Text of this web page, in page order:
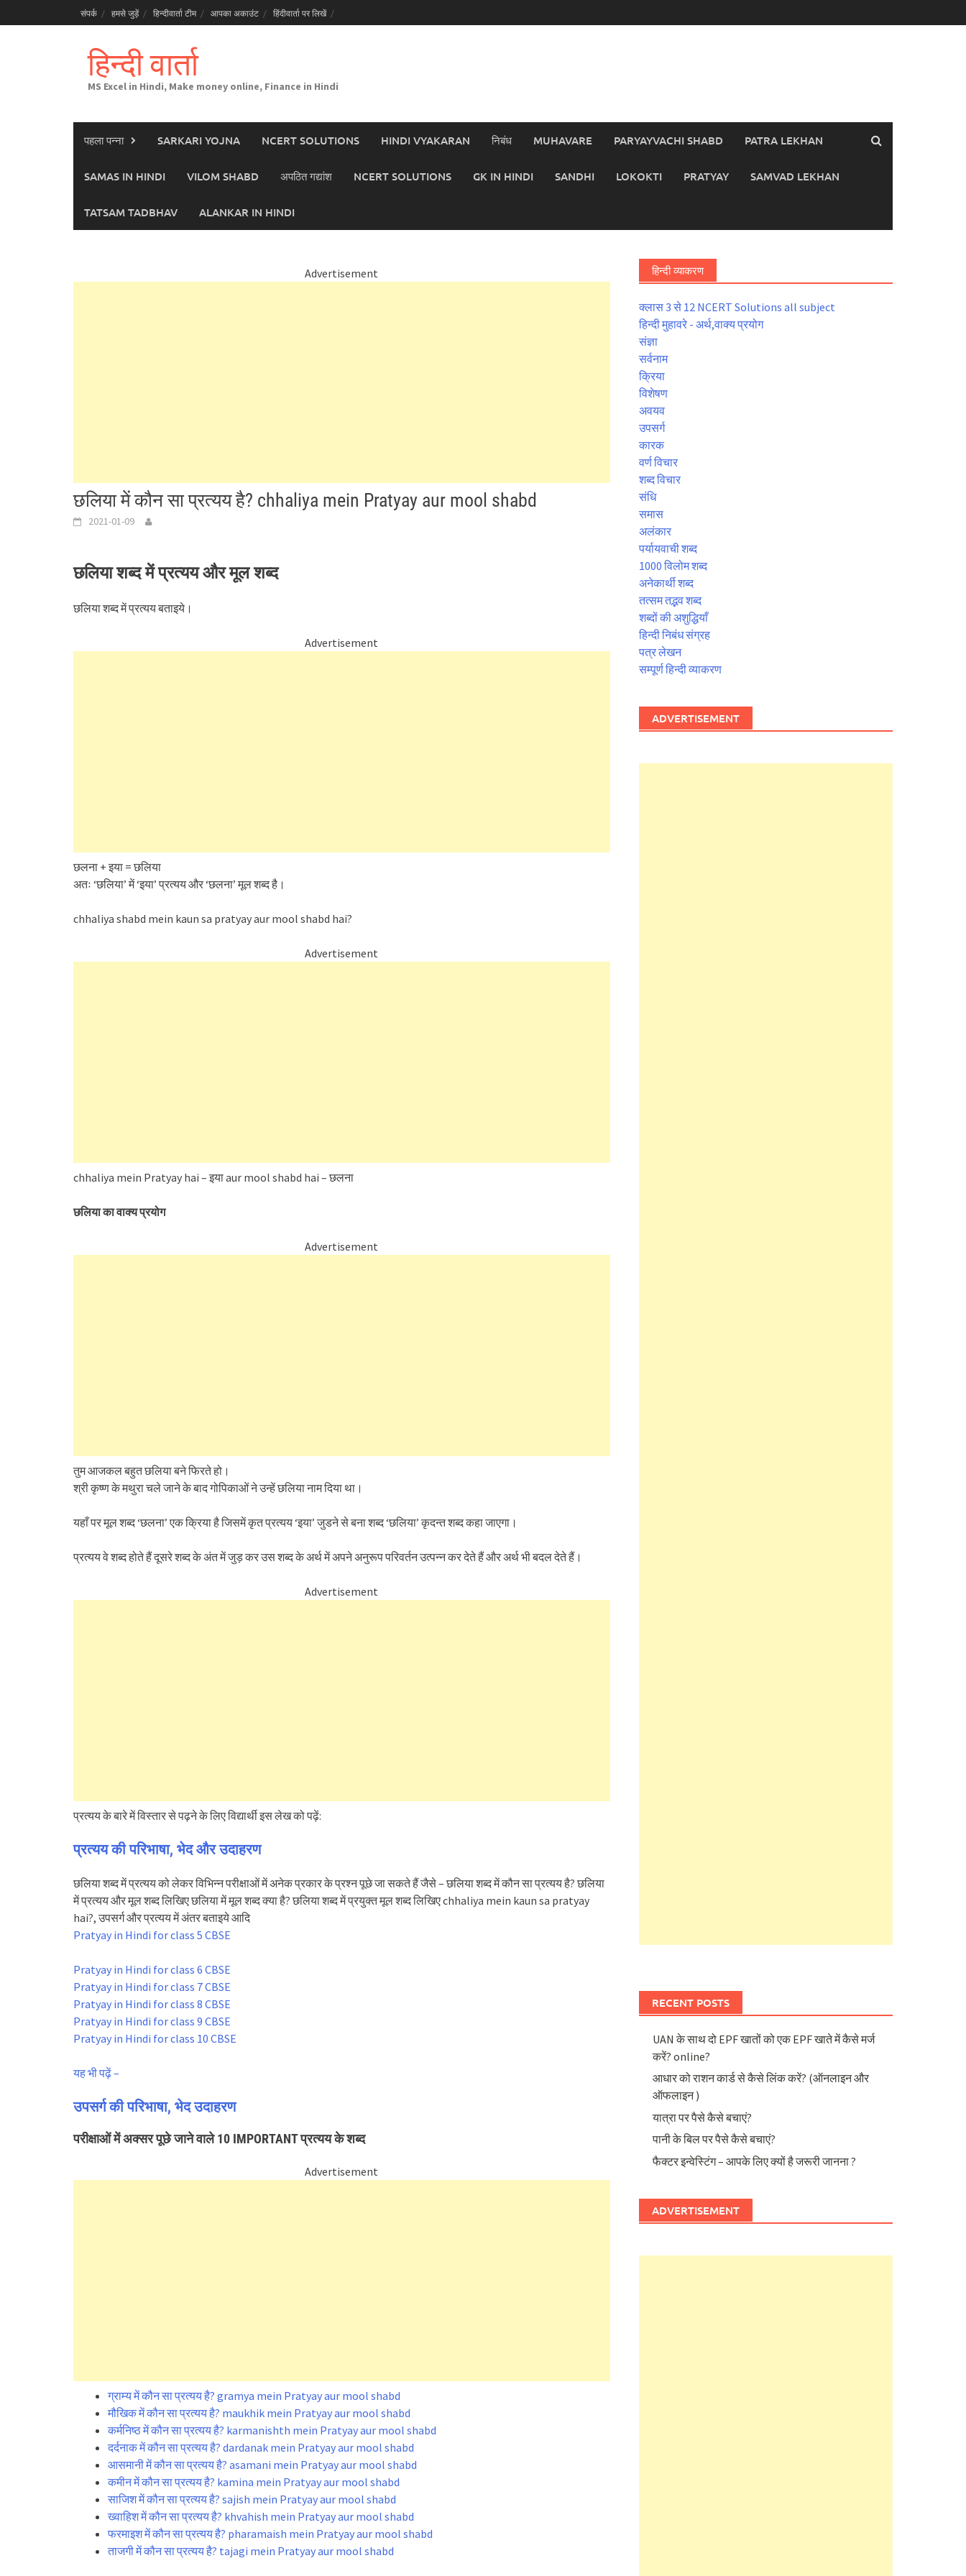
to
संपर्क हमसे जुड़ें हिन्दीवार्ता टीम आपका अकाउंट हिंदीवार्ता पर लिखें
हिन्दी वार्ता
MS Excel in Hindi, Make money online, Finance in Hindi
पहला पन्ना SARKARI YOJNA NCERT SOLUTIONS HINDI VYAKARAN निबंध MUHAVARE PARYAYVACHI SHABD PATRA LEKHAN
SAMAS IN HINDI VILOM SHABD अपठित गद्यांश NCERT SOLUTIONS GK IN HINDI SANDHI LOKOKTI PRATYAY SAMVAD LEKHAN
TATSAM TADBHAV ALANKAR IN HINDI
Advertisement
छलिया में कौन सा प्रत्यय है? chhaliya mein Pratyay aur mool shabd
2021-01-09
छलिया शब्द में प्रत्यय और मूल शब्द
छलिया शब्द में प्रत्यय बताइये।
Advertisement
छलना + इया = छलिया
अतः ‘छलिया’ में ‘इया’ प्रत्यय और ‘छलना’ मूल शब्द है।
chhaliya shabd mein kaun sa pratyay aur mool shabd hai?
Advertisement
chhaliya mein Pratyay hai – इया aur mool shabd hai – छलना
छलिया का वाक्य प्रयोग
Advertisement
तुम आजकल बहुत छलिया बने फिरते हो।
श्री कृष्ण के मथुरा चले जाने के बाद गोपिकाओं ने उन्हें छलिया नाम दिया था।
यहाँ पर मूल शब्द ‘छलना’ एक क्रिया है जिसमें कृत प्रत्यय ‘इया’ जुडने से बना शब्द ‘छलिया’ कृदन्त शब्द कहा जाएगा।
प्रत्यय वे शब्द होते हैं दूसरे शब्द के अंत में जुड़ कर उस शब्द के अर्थ में अपने अनुरूप परिवर्तन उत्पन्न कर देते हैं और अर्थ भी बदल देते हैं।
Advertisement
प्रत्यय के बारे में विस्तार से पढ़ने के लिए विद्यार्थी इस लेख को पढ़ें:
प्रत्यय की परिभाषा, भेद और उदाहरण
छलिया शब्द में प्रत्यय को लेकर विभिन्न परीक्षाओं में अनेक प्रकार के प्रश्न पूछे जा सकते हैं जैसे – छलिया शब्द में कौन सा प्रत्यय है? छलिया
में प्रत्यय और मूल शब्द लिखिए छलिया में मूल शब्द क्या है? छलिया शब्द में प्रयुक्त मूल शब्द लिखिए chhaliya mein kaun sa pratyay
hai?, उपसर्ग और प्रत्यय में अंतर बताइये आदि
Pratyay in Hindi for class 5 CBSE
Pratyay in Hindi for class 6 CBSE
Pratyay in Hindi for class 7 CBSE
Pratyay in Hindi for class 8 CBSE
Pratyay in Hindi for class 9 CBSE
Pratyay in Hindi for class 10 CBSE
यह भी पढ़ें –
उपसर्ग की परिभाषा, भेद उदाहरण
परीक्षाओं में अक्सर पूछे जाने वाले 10 IMPORTANT प्रत्यय के शब्द
Advertisement
ग्राम्य में कौन सा प्रत्यय है? gramya mein Pratyay aur mool shabd
मौखिक में कौन सा प्रत्यय है? maukhik mein Pratyay aur mool shabd
कर्मनिष्ठ में कौन सा प्रत्यय है? karmanishth mein Pratyay aur mool shabd
दर्दनाक में कौन सा प्रत्यय है? dardanak mein Pratyay aur mool shabd
आसमानी में कौन सा प्रत्यय है? asamani mein Pratyay aur mool shabd
कमीन में कौन सा प्रत्यय है? kamina mein Pratyay aur mool shabd
साजिश में कौन सा प्रत्यय है? sajish mein Pratyay aur mool shabd
ख्वाहिश में कौन सा प्रत्यय है? khvahish mein Pratyay aur mool shabd
फरमाइश में कौन सा प्रत्यय है? pharamaish mein Pratyay aur mool shabd
ताजगी में कौन सा प्रत्यय है? tajagi mein Pratyay aur mool shabd
हिन्दी व्याकरण
क्लास 3 से 12 NCERT Solutions all subject
हिन्दी मुहावरे - अर्थ,वाक्य प्रयोग
संज्ञा
सर्वनाम
क्रिया
विशेषण
अवयव
उपसर्ग
कारक
वर्ण विचार
शब्द विचार
संधि
समास
अलंकार
पर्यायवाची शब्द
1000 विलोम शब्द
अनेकार्थी शब्द
तत्सम तद्भव शब्द
शब्दों की अशुद्धियाँ
हिन्दी निबंध संग्रह
पत्र लेखन
सम्पूर्ण हिन्दी व्याकरण
ADVERTISEMENT
RECENT POSTS
UAN के साथ दो EPF खातों को एक EPF खाते में कैसे मर्ज
करें? online?
आधार को राशन कार्ड से कैसे लिंक करें? (ऑनलाइन और
ऑफलाइन )
यात्रा पर पैसे कैसे बचाएं?
पानी के बिल पर पैसे कैसे बचाएं?
फैक्टर इन्वेस्टिंग – आपके लिए क्यों है जरूरी जानना ?
ADVERTISEMENT